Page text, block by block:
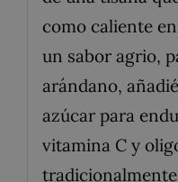
como caliente
un sabor agrio,
arándano,
azúcar para
vitamina C y